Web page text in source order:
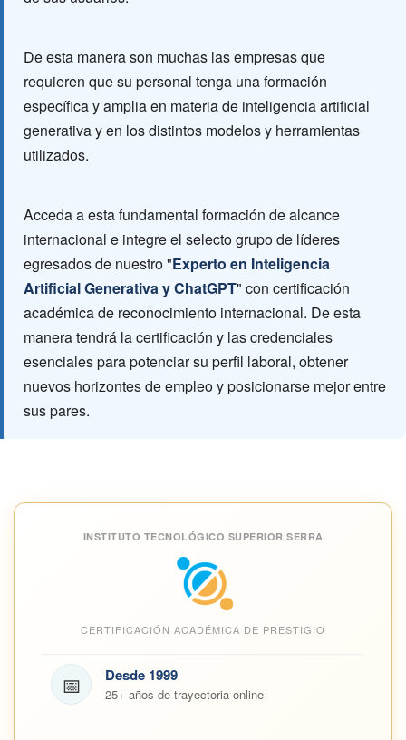
De esta manera son muchas las empresas que
requieren que su personal tenga una formación
específica y amplia en materia de inteligencia artificial
generativa y en los distintos modelos y herramientas
utilizados.
Acceda a esta fundamental formación de alcance
internacional e integre el selecto grupo de líderes
egresados de nuestro "Experto en Inteligencia
Artificial Generativa y ChatGPT" con certificación
académica de reconocimiento internacional. De esta
manera tendrá la certificación y las credenciales
esenciales para potenciar su perfil laboral, obtener
nuevos horizontes de empleo y posicionarse mejor entre
sus pares.
INSTITUTO TECNOLÓGICO SUPERIOR SERRA
CERTIFICACIÓN ACADÉMICA DE PRESTIGIO
📅 Desde 1999
25+ años de trayectoria online